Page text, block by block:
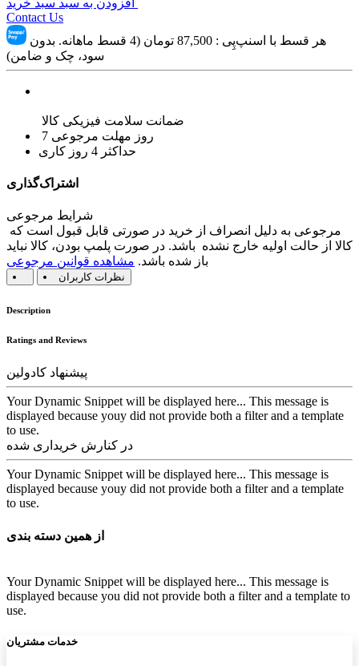
Contact Us
هر قسط با اسنپ‌پِی : 87,500
تومان (4 قسط ماهانه. بدون
سود، چک و ضامن)
ضمانت سلامت فیزیکی کالا
7 روز مهلت مرجوعی
حداکثر 4 روز کاری
اشتراک‌گذاری
شرایط مرجوعی
کالا از حالت اولیه خارج نشده باشد. در صورت پلمپ بودن، کالا نباید
باز شده باشد. مشاهده قوانین مرجوعی
نظرات کاربران
Description
Ratings and Reviews
پیشنهاد کادولین
Your Dynamic Snippet will be displayed here... This message is
displayed because youy did not provide both a filter and a template
to use.
در کنارش خریداری شده
Your Dynamic Snippet will be displayed here... This message is
displayed because youy did not provide both a filter and a template
to use.
از همین دسته بندی
Your Dynamic Snippet will be displayed here... This message is
displayed because you did not provide both a filter and a template to
use.
خدمات مشتریان